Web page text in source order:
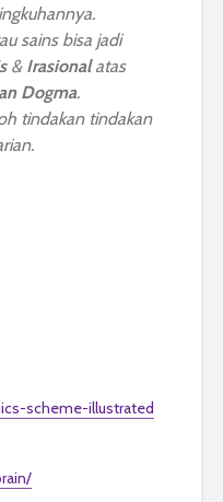
sains bisa jadi
& Irasionalatas
Dogma.
tindakan tindakan
scheme-illustrated